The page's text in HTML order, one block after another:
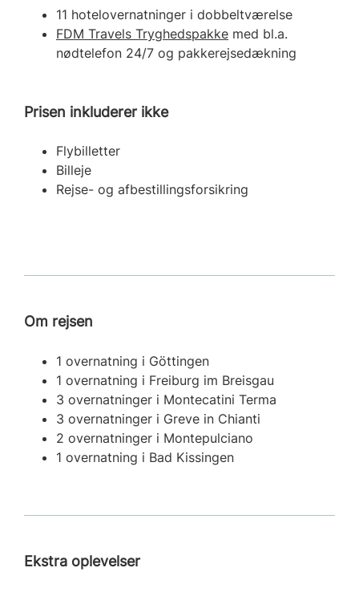
11 hotelovernatninger i dobbeltværelse
FDM Travels Tryghedspakke med bl.a.
nødtelefon 24/7 og pakkerejsedækning
Prisen inkluderer ikke
Flybilletter
Billeje
Rejse- og afbestillingsforsikring
Om rejsen
1 overnatning i Göttingen
1 overnatning i Freiburg im Breisgau
3 overnatninger i Montecatini Terma
3 overnatninger i Greve in Chianti
2 overnatninger i Montepulciano
1 overnatning i Bad Kissingen
Ekstra oplevelser